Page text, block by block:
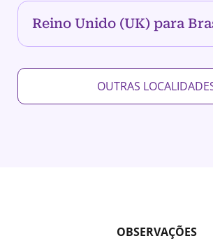
Reino Unido (UK) para
OUTRAS
OBSERVAÇÕES